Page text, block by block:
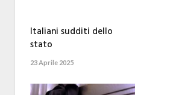
Italiani sudditi dello
stato
23 Aprile 2025